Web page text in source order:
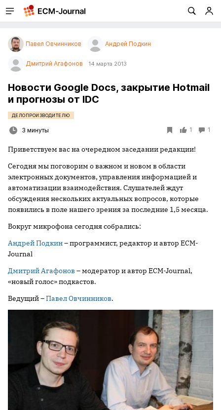
Павел Овчинников Андрей Подкин
Дмитрий Агафонов 14 марта 2013
Новости Google Docs, закрытие Hotmail
и прогнозы от IDC
ДЕЛОПРОИЗВОДИТЕЛЮ
3 минуты 1 1
Приветствуем вас на очередном заседании редакции!
Сегодня мы поговорим о важном и новом в области
электронных документов, управления информацией и
автоматизации взаимодействия. Слушателей ждут
обсуждения нескольких актуальных вопросов, которые
появились в поле нашего зрения за последние 1,5 месяца.
Вокруг микрофона сегодня собрались:
Андрей Подкин– программист, редактор и автор ECM-
Journal
Дмитрий Агафонов – модератор и автор ECM-Journal,
«новый голос» подкастов.
Ведущий –Павел Овчинников.